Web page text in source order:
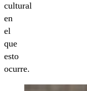
cultural
en
el
que
esto
ocurre.